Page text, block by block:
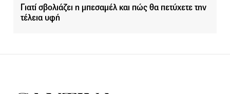
Γιατί σβολιάζει η μπεσαμέλ και πώς θα πετύχετε την
τέλεια υφή